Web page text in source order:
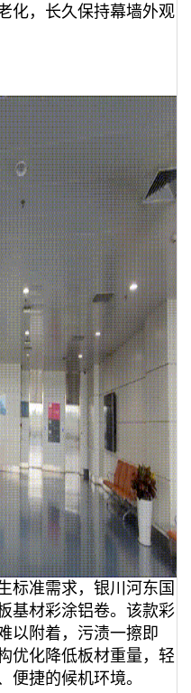
化，长久保持幕墙外观
标准需求，银川河东国
基材彩涂铝卷。该款彩
以附着，污渍一擦即
优化降低板材重量，轻
便捷的候机环境。